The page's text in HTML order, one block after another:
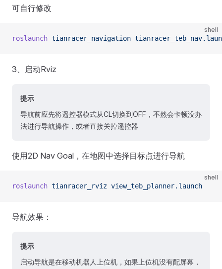
可自行修改
shell
roslaunch tianracer_navigation
3、启动Rviz
提示
导航前应先将遥控器模式从CL切换到OFF，不然会卡顿没办
法进行导航操作，或者直接关掉遥控器
使用2D Nav Goal，在地图中选择目标点进行导航
shell
roslaunch tianracer_rviz view_teb_planner.launch
导航效果：
提示
启动导航是在移动机器人上位机，如果上位机没有配屏幕，